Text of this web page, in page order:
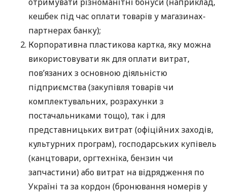
кешбек під час оплати товарів у магазинах-
партнерах банку);
Корпоративна пластикова картка, яку можна
використовувати як для оплати витрат,
пов’язаних з основною діяльністю
підприємства (закупівля товарів чи
комплектувальних, розрахунки з
постачальниками тощо), так і для
представницьких витрат (офіційних заходів,
культурних програм), господарських купівель
(канцтовари, оргтехніка, бензин чи
запчастини) або витрат на відрядження по
Україні та за кордон (бронювання номерів у